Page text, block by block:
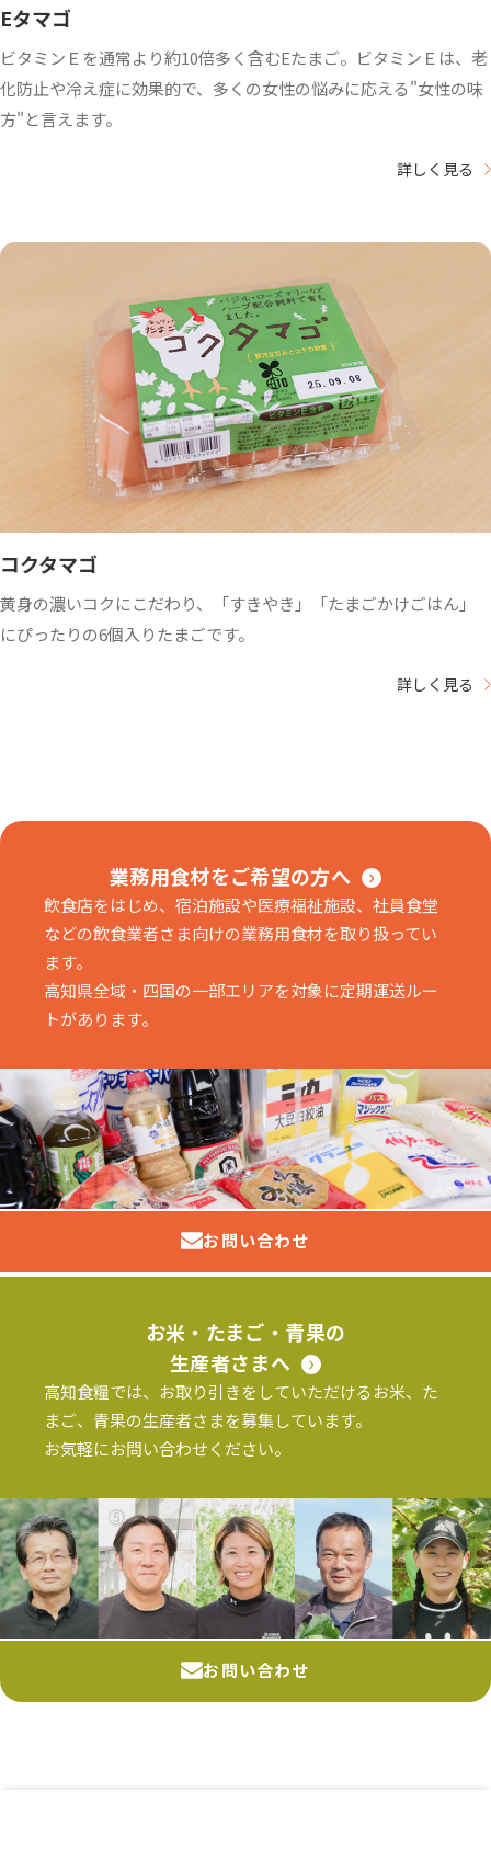
Eタマゴ
ビタミンＥを通常より約10倍多く含むEたまご。ビタミンＥは、老
化防止や冷え症に効果的で、多くの女性の悩みに応える"女性の味
方"と言えます。
詳しく見る
コクタマゴ
黄身の濃いコクにこだわり、「すきやき」「たまごかけごはん」
にぴったりの6個入りたまごです。
詳しく見る
業務用食材をご希望の方へ
飲食店をはじめ、宿泊施設や医療福祉施設、社員食堂
などの飲食業者さま向けの業務用食材を取り扱ってい
ます。
高知県全域・四国の一部エリアを対象に定期運送ルー
トがあります。
お問い合わせ
お米・たまご・青果の
生産者さまへ
高知食糧では、お取り引きをしていただけるお米、た
まご、青果の生産者さまを募集しています。
お気軽にお問い合わせください。
お問い合わせ